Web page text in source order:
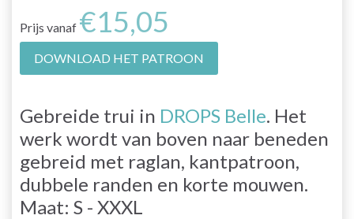
Prijs vanaf €15,05
DOWNLOAD HET PATROON
Gebreide trui in DROPS Belle. Het
werk wordt van boven naar beneden
gebreid met raglan, kantpatroon,
dubbele randen en korte mouwen.
Maat: S - XXXL